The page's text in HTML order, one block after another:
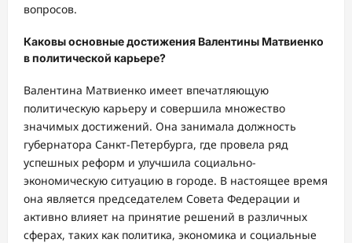
вопросов.
Каковы основные достижения Валентины Матвиенко
в политической карьере?
Валентина Матвиенко имеет впечатляющую
политическую карьеру и совершила множество
значимых достижений. Она занимала должность
губернатора Санкт-Петербурга, где провела ряд
успешных реформ и улучшила социально-
экономическую ситуацию в городе. В настоящее время
она является председателем Совета Федерации и
активно влияет на принятие решений в различных
сферах, таких как политика, экономика и социальные